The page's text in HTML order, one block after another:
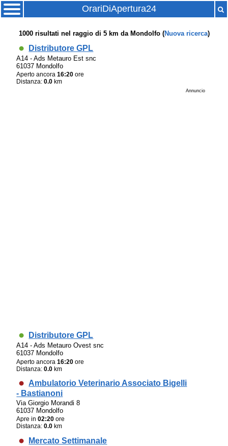
OrariDiApertura24
1000risultati nel raggio di 5 km da Mondolfo (Nuova ricerca)
Distributore GPL
A14 - Ads Metauro Est snc
61037 Mondolfo
Aperto ancora16:20 ore
Distanza:0.0 km
Annuncio
Distributore GPL
A14 - Ads Metauro Ovest snc
61037 Mondolfo
Aperto ancora16:20 ore
Distanza:0.0 km
Ambulatorio Veterinario Associato Bigelli
- Bastianoni
Via Giorgio Morandi 8
61037 Mondolfo
Apre in02:20 ore
Distanza:0.0 km
Mercato Settimanale